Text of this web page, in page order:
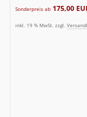
Sonderpreis ab 175,00
inkl. 19 % MwSt. zzgl.